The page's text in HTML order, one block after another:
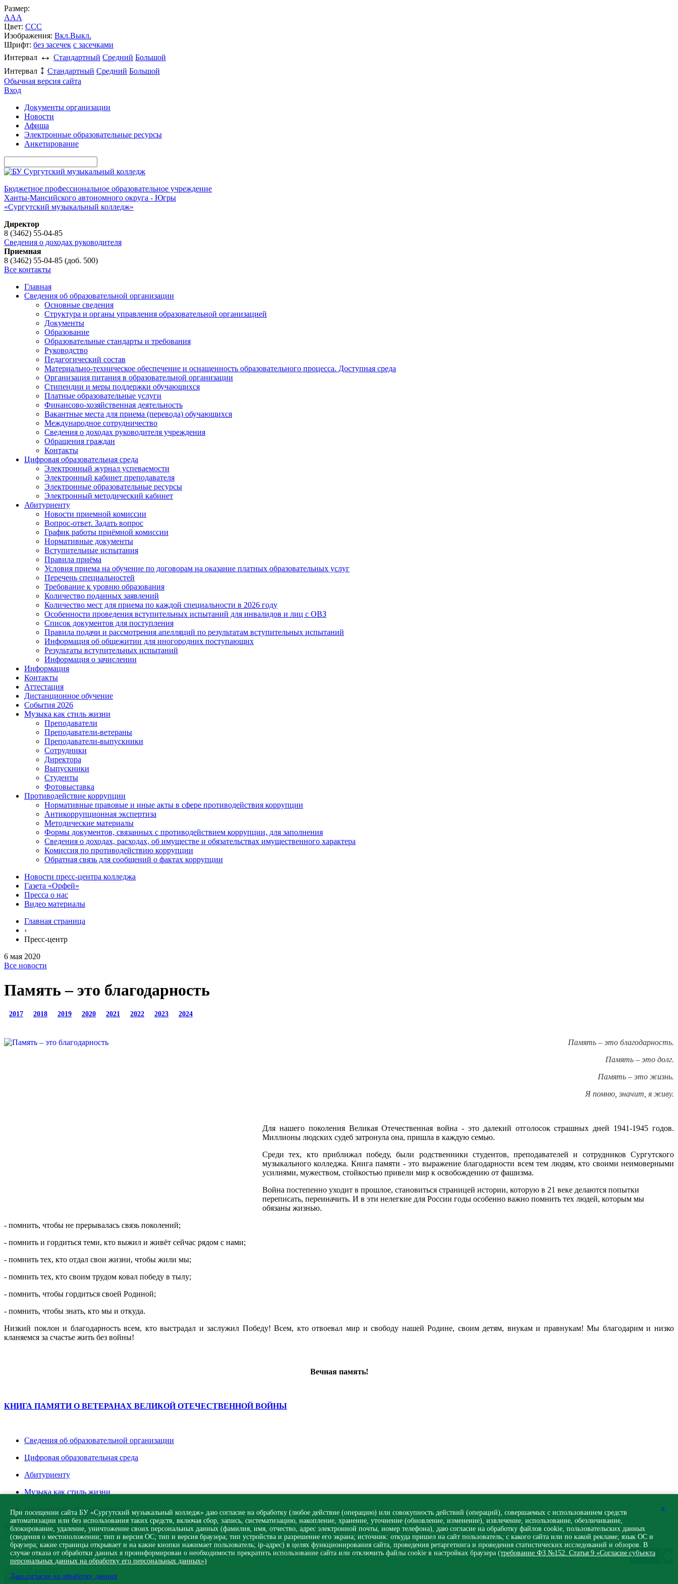
Размер:
AAA
Цвет: CCC
Изображения: Вкл.Выкл.
Шрифт: без засечек с засечками
Интервал ↔ Стандартный Средний Большой
Интервал ↕ Стандартный Средний Большой
Обычная версия сайта
Вход
Документы организации
Новости
Афиша
Электронные образовательные ресурсы
Анкетирование
Бюджетное профессиональное образовательное учреждение
Ханты-Мансийского автономного округа - Югры
«Сургутский музыкальный колледж»
Директор
8 (3462) 55-04-85
Сведения о доходах руководителя
Приемная
8 (3462) 55-04-85 (доб. 500)
Все контакты
Главная
Сведения об образовательной организации
Основные сведения
Структура и органы управления образовательной организацией
Документы
Образование
Образовательные стандарты и требования
Руководство
Педагогический состав
Материально-техническое обеспечение и оснащенность образовательного процесса. Доступная среда
Организация питания в образовательной организации
Стипендии и меры поддержки обучающихся
Платные образовательные услуги
Финансово-хозяйственная деятельность
Вакантные места для приема (перевода) обучающихся
Международное сотрудничество
Сведения о доходах руководителя учреждения
Обращения граждан
Контакты
Цифровая образовательная среда
Электронный журнал успеваемости
Электронный кабинет преподавателя
Электронные образовательные ресурсы
Электронный методический кабинет
Абитуриенту
Новости приемной комиссии
Вопрос-ответ. Задать вопрос
График работы приёмной комиссии
Нормативные документы
Вступительные испытания
Правила приёма
Условия приема на обучение по договорам на оказание платных образовательных услуг
Перечень специальностей
Требование к уровню образования
Количество поданных заявлений
Количество мест для приема по каждой специальности в 2026 году
Особенности проведения вступительных испытаний для инвалидов и лиц с ОВЗ
Список документов для поступления
Правила подачи и рассмотрения апелляций по результатам вступительных испытаний
Информация об общежитии для иногородних поступающих
Результаты вступительных испытаний
Информация о зачислении
Информация
Контакты
Аттестация
Дистанционное обучение
События 2026
Музыка как стиль жизни
Преподаватели
Преподаватели-ветераны
Преподаватели-выпускники
Сотрудники
Директора
Выпускники
Студенты
Фотовыставка
Противодействие коррупции
Нормативные правовые и иные акты в сфере противодействия коррупции
Антикоррупционная экспертиза
Методические материалы
Формы документов, связанных с противодействием коррупции, для заполнения
Сведения о доходах, расходах, об имуществе и обязательствах имущественного характера
Комиссия по противодействию коррупции
Обратная связь для сообщений о фактах коррупции
Новости пресс-центра колледжа
Газета «Орфей»
Пресса о нас
Видео материалы
Главная страница
›
Пресс-центр
6 мая 2020
Все новости
Память – это благодарность
2017 2018 2019 2020 2021 2022 2023 2024
Память – это благодарность.
Память – это долг.
Память – это жизнь.
Я помню, значит, я живу.
Для нашего поколения Великая Отечественная война - это далекий отголосок страшных дней 1941-1945 годов.
Миллионы людских судеб затронула она, пришла в каждую семью.
Среди тех, кто приближал победу, были родственники студентов, преподавателей и сотрудников Сургутского
музыкального колледжа. Книга памяти - это выражение благодарности всем тем людям, кто своими неимоверными
усилиями, мужеством, стойкостью привели мир к освобождению от фашизма.
Война постепенно уходит в прошлое, становиться страницей истории, которую в 21 веке делаются попытки
переписать, переиначить. И в эти нелегкие для России годы особенно важно помнить тех людей, которым мы
обязаны жизнью.
- помнить, чтобы не прерывалась связь поколений;
- помнить и гордиться теми, кто выжил и живёт сейчас рядом с нами;
- помнить тех, кто отдал свои жизни, чтобы жили мы;
- помнить тех, кто своим трудом ковал победу в тылу;
- помнить, чтобы гордиться своей Родиной;
- помнить, чтобы знать, кто мы и откуда.
Низкий поклон и благодарность всем, кто выстрадал и заслужил Победу! Всем, кто отвоевал мир и свободу нашей Родине, своим детям, внукам и правнукам! Мы благодарим и низко
кланяемся за счастье жить без войны!
Вечная память!
КНИГА ПАМЯТИ О ВЕТЕРАНАХ ВЕЛИКОЙ ОТЕЧЕСТВЕННОЙ ВОЙНЫ
Сведения об образовательной организации
Цифровая образовательная среда
Абитуриенту
Музыка как стиль жизни
Противодействие коррупции
© 2026 БУ "Сургутский музыкальный колледж"
г. Сургут, ул. Энтузиастов 28
Работает на1С-Битрикс: Управление Сайтом. На готовом решенииСайт школы. Внедрение и адаптация -Студия «МАЙ», г. Сургут
Выйти
x
При посещении сайта БУ «Сургутский музыкальный колледж» даю согласие на обработку (любое действие (операцию) или совокупность действий (операций), совершаемых с использованием средств
автоматизации или без использования таких средств, включая сбор, запись, систематизацию, накопление, хранение, уточнение (обновление, изменение), извлечение, использование, обезличивание,
блокирование, удаление, уничтожение своих персональных данных (фамилия, имя, отчество, адрес электронной почты, номер телефона), даю согласие на обработку файлов cookie, пользовательских данных
(сведения о местоположении; тип и версия ОС; тип и версия браузера; тип устройства и разрешение его экрана; источник: откуда пришел на сайт пользователь; с какого сайта или по какой рекламе; язык ОС и
браузера; какие страницы открывает и на какие кнопки нажимает пользователь; ip-адрес) в целях функционирования сайта, проведения ретаргетинга и проведения статистических исследований и обзоров. В
случае отказа от обработки данных я проинформирован о необходимости прекратить использование сайта или отключить файлы cookie в настройках браузера (требование ФЗ №152. Статья 9 «Согласие субъекта
персональных данных на обработку его персональных данных»)
Даю согласие на обработку данных